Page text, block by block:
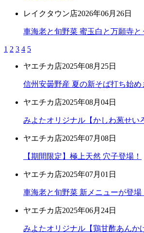
レイクタウン店2026年06月26日
車海老と旬野菜 蜜玉白と万願寺と
1 2 3 4 5
ヤエチカ店2025年08月25日
信州安曇野産 夏の新そば打ち始め
ヤエチカ店2025年08月04日
みよたオリジナル【かしわ葱せい
ヤエチカ店2025年07月08日
【期間限定】極上天然 穴子登場！
ヤエチカ店2025年07月01日
車海老と旬野菜 新メニューが登場
ヤエチカ店2025年06月24日
みよたオリジナル【鶏甘酢あんか